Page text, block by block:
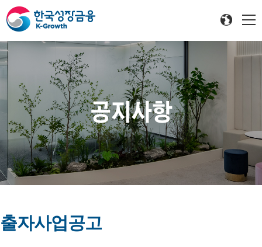
공지사항
출자사업공고